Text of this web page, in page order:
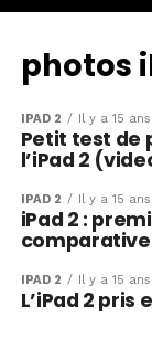
photos
IPAD 2 Il y a 15 ans
Petit test de
l’iPad 2
IPAD 2 Il y a 15 ans
iPad 2 :
comparative
IPAD 2 Il y a 15 ans
L’iPad 2